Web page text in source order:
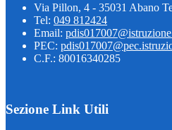
Via Pillon, 4 - 35031 Abano
Tel: 049 812424
Email:
PEC:
C.F.: 80016340285
Sezione Link Utili